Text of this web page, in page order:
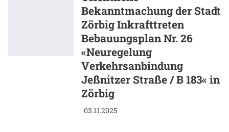
Bekanntmachung der Stadt
Zörbig Inkrafttreten
Bebauungsplan Nr. 26
«Neuregelung
Verkehrsanbindung
Jeßnitzer Straße / B 183« in
Zörbig
03.11.2025